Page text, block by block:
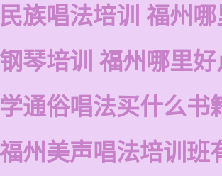
民族唱法培训 福州
钢琴培训 福州哪里
学通俗唱法买什么书
福州美声唱法培训班